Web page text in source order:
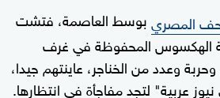
المصريبوسط العاصمة، فتشت
الهكسوس المحفوظة في غرف
وعدد من الخناجر، عاينتهم جيدا،
عربية" لتجد مفاجأة في انتظارها.